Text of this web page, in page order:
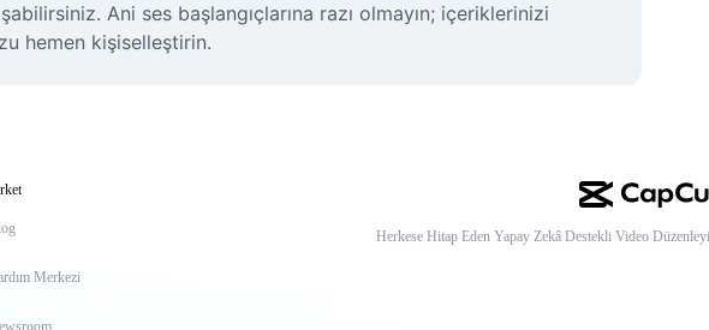
Ani ses başlangıçlarına razı olmayın; içeriklerinizi
hemen kişiselleştirin.
Merkezi
Herkese Hitap Eden Yapay Zekâ Destekli Video